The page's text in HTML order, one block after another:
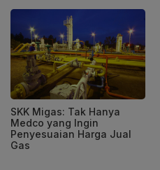
SKK Migas: Tak Hanya
Medco yang Ingin
Penyesuaian Harga Jual
Gas